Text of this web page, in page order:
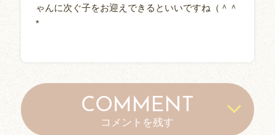
ゃんに次ぐ子をお迎えできるといいですね（＾＾
*
COMMENT
コメントを残す